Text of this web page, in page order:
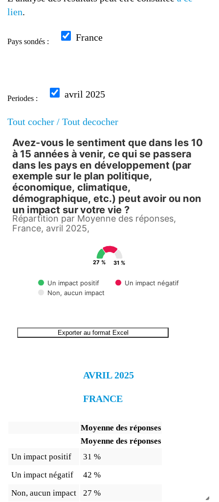
lien.
Pays sondés : France
Periodes : avril 2025
Tout cocher / Tout decocher
Avez-vous le sentiment que
Pie chart with 3 slices.
Répartition par Moyenne des réponses, France, avril
View as data table, Avez-vous le sentiment que dans les 10 à 15
Avez-vous le sentiment que dans les 10
à 15 années à venir, ce qui se passera
dans les pays en développement (par
exemple sur le plan politique,
économique, climatique,
démographique, etc.) peut avoir ou non
un impact sur votre vie ?
Répartition par Moyenne des réponses,
France, avril 2025,
31 %
27 %
Un impact positif
Un impact négatif
Non, aucun impact
End of interactive chart.
Exporter au format Excel
AVRIL 2025
FRANCE
Moyenne des réponses
Moyenne des réponses
Un impact positif
31 %
Un impact négatif
42 %
Non, aucun impact
27 %